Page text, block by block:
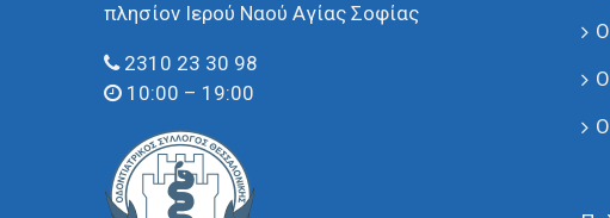
πλησίον Ιερού Ναού Αγίας Σοφίας
2310 23 30 98
10:00 – 19:00